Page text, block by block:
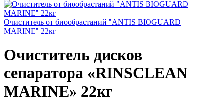
Очиститель от биообрастаний "ANTIS BIOGUARD
MARINE" 22кг
Очиститель дисков
сепаратора «RINSCLEAN
MARINE» 22кг